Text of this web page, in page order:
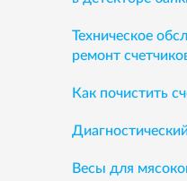
Техническое
ремонт
Как почистить
Весы для